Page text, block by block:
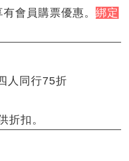
會員購票優惠。綁定
人同行75折
折扣。